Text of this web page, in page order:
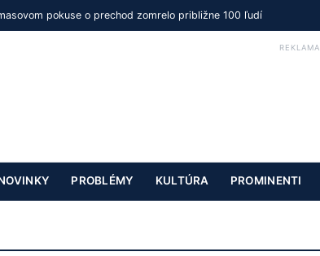
pokuse o prechod zomrelo približne 100 ľudí
REKLAMA
PROBLÉMY KULTÚRA PROMINENTI